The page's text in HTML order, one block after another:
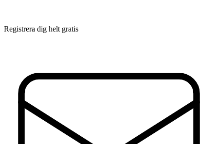
Registrera dig helt gratis